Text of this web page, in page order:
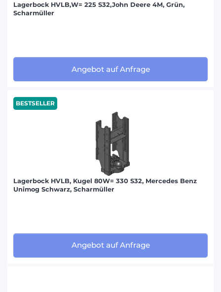
Lagerbock HVLB,W= 225 S32,John Deere 4M, Grün,
Scharmüller
Angebot auf Anfrage
BESTSELLER
Lagerbock HVLB, Kugel 80W= 330 S32, Mercedes Benz
Unimog Schwarz, Scharmüller
Angebot auf Anfrage